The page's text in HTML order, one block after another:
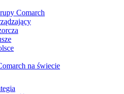
Comarch
na świecie